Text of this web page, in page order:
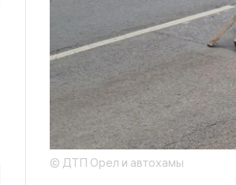
© ДТП Орел и автохамы